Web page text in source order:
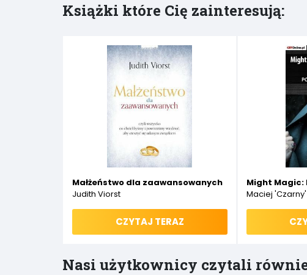
Książki które Cię zainteresują:
Małżeństwo dla zaawansowanych
Judith Viorst
CZYTAJ TERAZ
Might Magic:
Maciej 'Czarny'
Nasi użytkownicy czytali